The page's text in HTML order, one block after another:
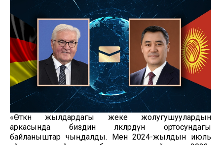
«Өткөн жылдардагы жеке жолугушуулардын
аркасында биздин өлкөлөрдүн ортосундагы
байланыштар чыңдалды. Мен 2024-жылдын июль